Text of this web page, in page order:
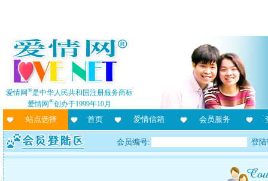
爱情网®是中华人民共和国注册服务商标
爱情网®创办于1999年10月
站点选择 首页 爱情信箱 会员服务
会员编号: 登